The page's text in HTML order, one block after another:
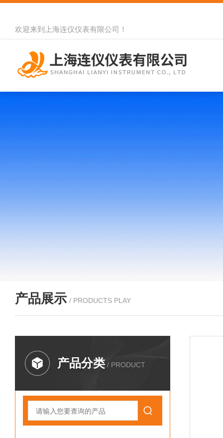
欢迎来到 上海连仪仪表有限公司 ！
产品展示 / PRODUCTS PLAY
产品分类 / PRODUCT